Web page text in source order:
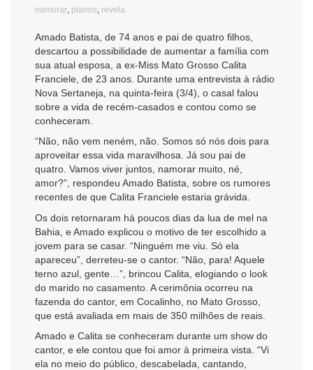
namorar planos revela
Amado Batista, de 74 anos e pai de quatro filhos,
descartou a possibilidade de aumentar a família com
sua atual esposa, a ex-Miss Mato Grosso Calita
Franciele, de 23 anos. Durante uma entrevista à rádio
Nova Sertaneja, na quinta-feira (3/4), o casal falou
sobre a vida de recém-casados e contou como se
conheceram.
“Não, não vem neném, não. Somos só nós dois para
aproveitar essa vida maravilhosa. Já sou pai de
quatro. Vamos viver juntos, namorar muito, né,
amor?”, respondeu Amado Batista, sobre os rumores
recentes de que Calita Franciele estaria grávida.
Os dois retornaram há poucos dias da lua de mel na
Bahia, e Amado explicou o motivo de ter escolhido a
jovem para se casar. “Ninguém me viu. Só ela
apareceu”, derreteu-se o cantor. “Não, para! Aquele
terno azul, gente…”, brincou Calita, elogiando o look
do marido no casamento. A cerimônia ocorreu na
fazenda do cantor, em Cocalinho, no Mato Grosso,
que está avaliada em mais de 350 milhões de reais.
Amado e Calita se conheceram durante um show do
cantor, e ele contou que foi amor à primeira vista. “Vi
ela no meio do público, descabelada, cantando,